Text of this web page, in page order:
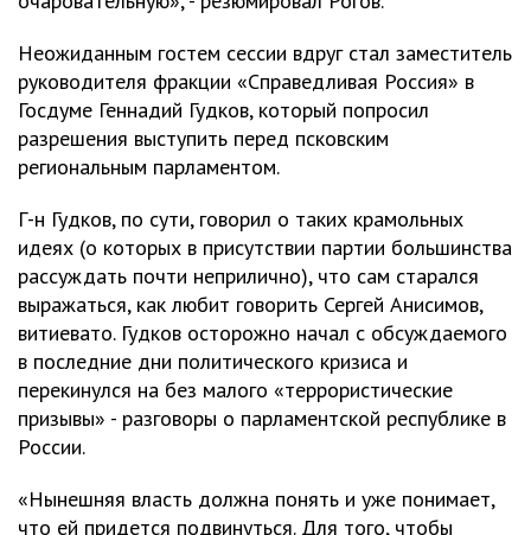
Неожиданным гостем сессии вдруг стал заместитель
руководителя фракции «Справедливая Россия» в
Госдуме Геннадий Гудков, который попросил
разрешения выступить перед псковским
региональным парламентом.
Г-н Гудков, по сути, говорил о таких крамольных
идеях (о которых в присутствии партии большинства
рассуждать почти неприлично), что сам старался
выражаться, как любит говорить Сергей Анисимов,
витиевато. Гудков осторожно начал с обсуждаемого
в последние дни политического кризиса и
перекинулся на без малого «террористические
призывы» - разговоры о парламентской республике в
России.
«Нынешняя власть должна понять и уже понимает,
что ей придется подвинуться. Для того, чтобы